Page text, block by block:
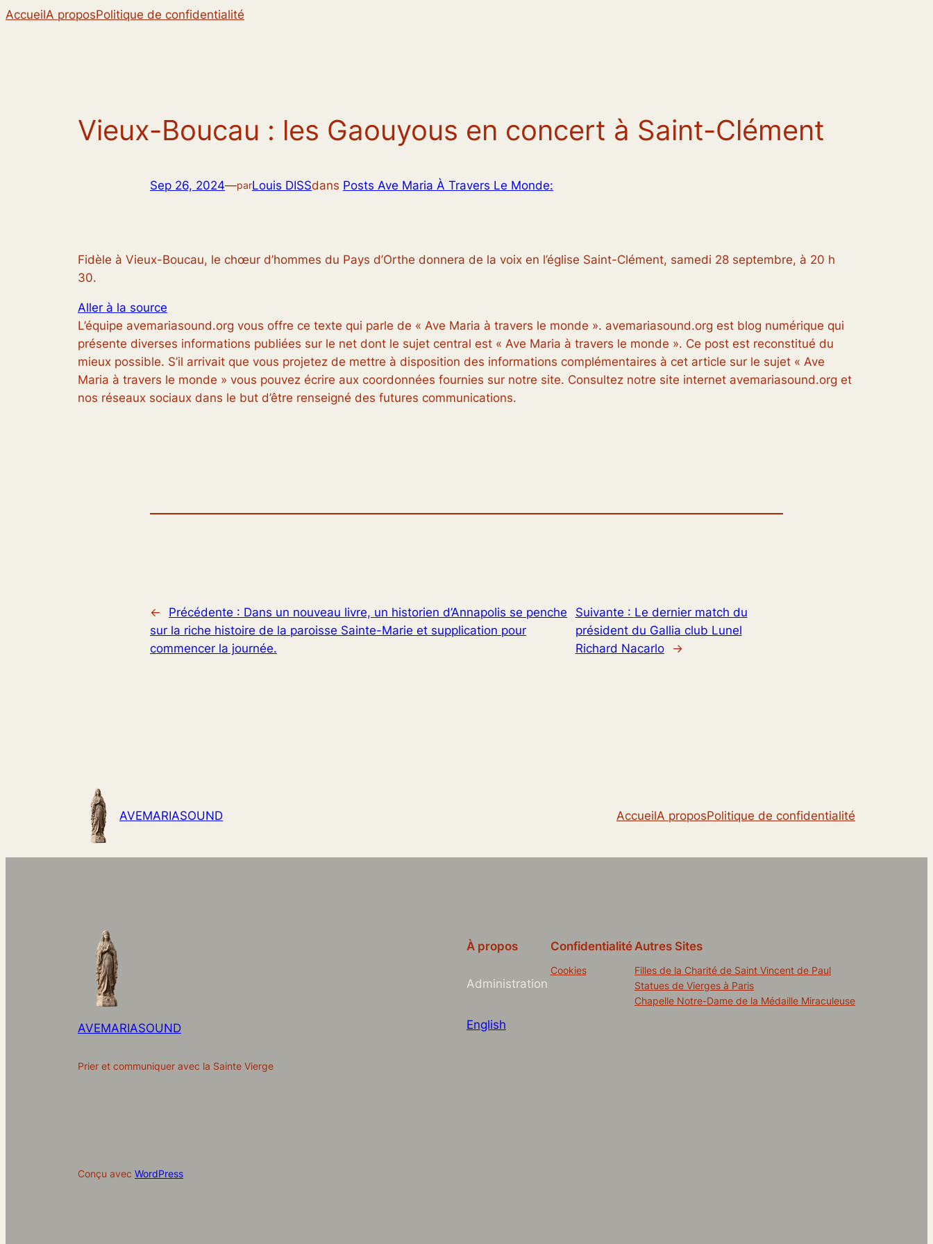
Aller
AccueilA proposPolitique de confidentialité
Vieux-Boucau : les Gaouyous en concert à Saint-Clément
Sep 26, 2024—parLouis DISSdans Posts Ave Maria À Travers Le Monde:
Fidèle à Vieux-Boucau, le chœur d’hommes du Pays d’Orthe donnera de la voix en l’église Saint-Clément, samedi 28 septembre, à 20 h
30.
Aller à la source
L’équipe avemariasound.org vous offre ce texte qui parle de « Ave Maria à travers le monde ». avemariasound.org est blog numérique qui
présente diverses informations publiées sur le net dont le sujet central est « Ave Maria à travers le monde ». Ce post est reconstitué du
mieux possible. S’il arrivait que vous projetez de mettre à disposition des informations complémentaires à cet article sur le sujet « Ave
Maria à travers le monde » vous pouvez écrire aux coordonnées fournies sur notre site. Consultez notre site internet avemariasound.org et
nos réseaux sociaux dans le but d’être renseigné des futures communications.
← Précédente : Dans un nouveau livre, un historien d’Annapolis se penche
sur la riche histoire de la paroisse Sainte-Marie et supplication pour
commencer la journée.
Suivante : Le dernier match du
président du Gallia club Lunel
Richard Nacarlo
→
AVEMARIASOUND AccueilA proposPolitique de confidentialité
AVEMARIASOUND
Prier et communiquer avec la Sainte Vierge
À propos
Administration
English
Confidentialité
Cookies
Autres Sites
Filles de la Charité de Saint Vincent de Paul
Statues de Vierges à Paris
Chapelle Notre-Dame de la Médaille Miraculeuse
Conçu avec WordPress